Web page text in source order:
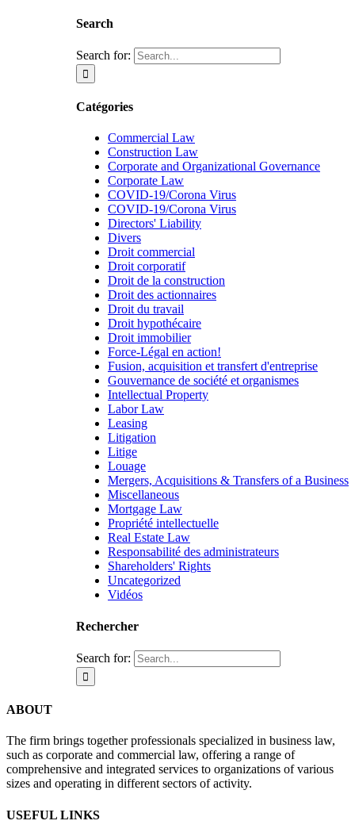
Search
Search for:
Catégories
Commercial Law
Construction Law
Corporate and Organizational Governance
Corporate Law
COVID-19/Corona Virus
COVID-19/Corona Virus
Directors' Liability
Divers
Droit commercial
Droit corporatif
Droit de la construction
Droit des actionnaires
Droit du travail
Droit hypothécaire
Droit immobilier
Force-Légal en action!
Fusion, acquisition et transfert d'entreprise
Gouvernance de société et organismes
Intellectual Property
Labor Law
Leasing
Litigation
Litige
Louage
Mergers, Acquisitions & Transfers of a Business
Miscellaneous
Mortgage Law
Propriété intellectuelle
Real Estate Law
Responsabilité des administrateurs
Shareholders' Rights
Uncategorized
Vidéos
Rechercher
Search for:
ABOUT
The firm brings together professionals specialized in business law,
such as corporate and commercial law, offering a range of
comprehensive and integrated services to organizations of various
sizes and operating in different sectors of activity.
USEFUL LINKS